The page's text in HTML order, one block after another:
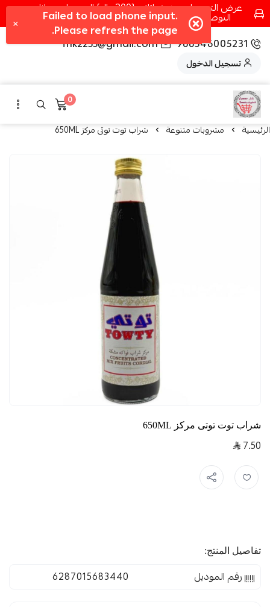
عرض التوصيل عند شرائك بـ{200ريال} التوصيل مجانا
التوصيل في مكه فقط كل اسبوع اصناف جديدة
966546005231
fhk2255@gmail.com
تسجيل الدخول
0
الرئيسية مشروبات متنوعة شراب توت توتى مركز 650ML
شراب توت توتى مركز 650ML
7.50
تفاصيل المنتج:
رقم الموديل 6287015683440